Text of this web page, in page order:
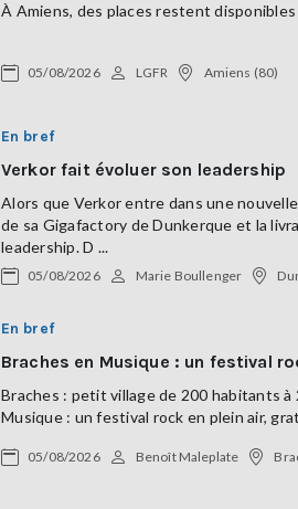
À Amiens, des places restent
05/08/2026 LGFR Amiens (80)
En bref
Verkor fait évoluer son leadership
Alors que Verkor entre dans une
de sa Gigafactory de Dunkerque et la
leadership. D ...
05/08/2026 Marie Boullenger
En bref
Braches en Musique : un festival
Braches : petit village de 200 habitants à
Musique : un festival rock en plein air,
05/08/2026 Benoît Maleplate